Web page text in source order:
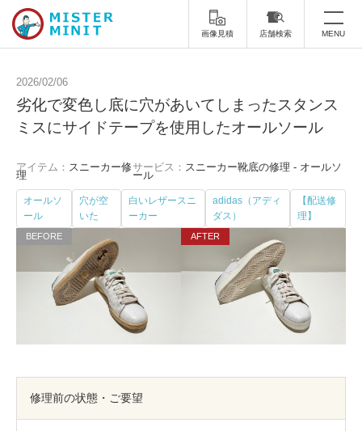
画像見積 店舗検索 MENU
ミスターミニットについて
スーツケース修理 靴修理
スニーカー修理 靴磨き
カバンの修理 時計修理・電池交換
合鍵の作製
店舗を探す
2026/02/06
劣化で変色し底に穴があいてしまったスタンス
ミスにサイドテープを使用したオールソール
アイテム： スニーカー修
理
サービス： スニーカー靴底の修理 - オールソ
ール
オールソ
ール
穴が空
いた
白いレザースニ
ーカー
adidas（アディ
ダス）
【配送修
理】
修理前の状態・ご要望